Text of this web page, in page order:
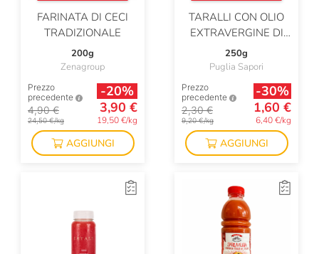
FARINATA DI CECI
TRADIZIONALE
200g
Zenagroup
Prezzo
precedente
4,90 €
24,50 €/kg
-20%
3,90 €
19,50 €/kg
AGGIUNGI
TARALLI CON OLIO
EXTRAVERGINE DI
OLIVA
250g
Puglia Sapori
Prezzo
precedente
2,30 €
9,20 €/kg
-30%
1,60 €
6,40 €/kg
AGGIUNGI